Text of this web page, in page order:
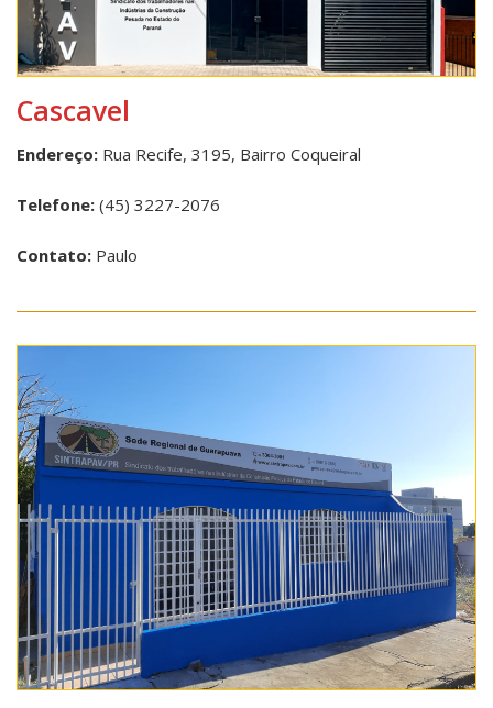
Cascavel
Endereço: Rua Recife, 3195, Bairro Coqueiral
Telefone: (45) 3227-2076
Contato: Paulo